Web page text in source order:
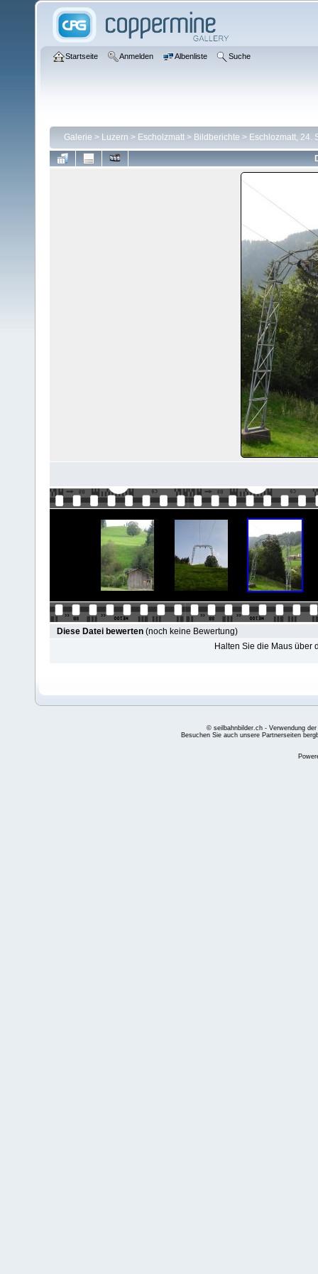
Startseite Anmelden Albenliste Suche
Galerie > Luzern > Escholzmatt > Bildberichte > Eschlozmatt, 24.
Diese Datei bewerten (noch keine Bewertung)
Halten Sie die Maus über
© seilbahnbilder.ch - Verwendung
Besuchen Sie auch unsere Partnerseiten